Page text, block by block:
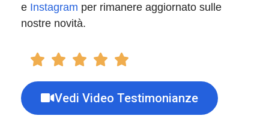
e Instagram per rimanere aggiornato sulle
nostre novità.
Vedi Video Testimonianze